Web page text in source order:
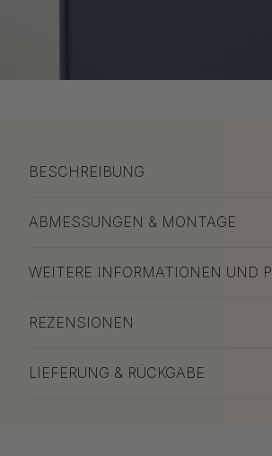
BESCHREIBUNG
ABMESSUNGEN & MONTAGE
WEITERE INFORMATIONEN UND
REZENSIONEN
LIEFERUNG & RÜCKGABE